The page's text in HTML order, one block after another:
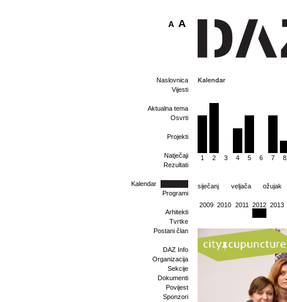
A A
Naslovnica
Vijesti
Aktualna tema
Osvrti
Projekti
Natječaji
Rezultati
Kalendar
Programi
Arhitekti
Tvrtke
Postani član
DAZ Info
Organizacija
Sekcije
Dokumenti
Povijest
Sponzori
Kalendar
1 2 3 4 5 6 7 8
siječanj veljača ožujak
2009 2010 2011 2012 2013